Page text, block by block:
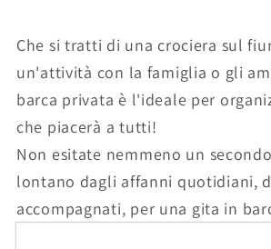
Che si tratti di una crociera sul
un'attività con la famiglia o gli
barca privata è l'ideale per
che piacerà a tutti!
Non esitate nemmeno un
lontano dagli affanni quotidiani,
accompagnati, per una gita in